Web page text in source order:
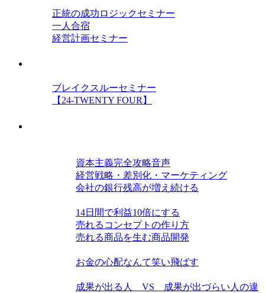
正統の成功ロジックセミナー
一人合宿
経営計画セミナー
ブレイクスルーセミナー
【24-TWENTY FOUR】
資本主義完全攻略音声
経営戦略・差別化・マーケティング
会社の銀行残高が増え続ける
14日間で利益10倍にする
売れるコンセプトの作り方
売れる商品を生む商品開発
お金の心配なんて笑い飛ばす
成果が出る人 VS 成果が出づらい人の違